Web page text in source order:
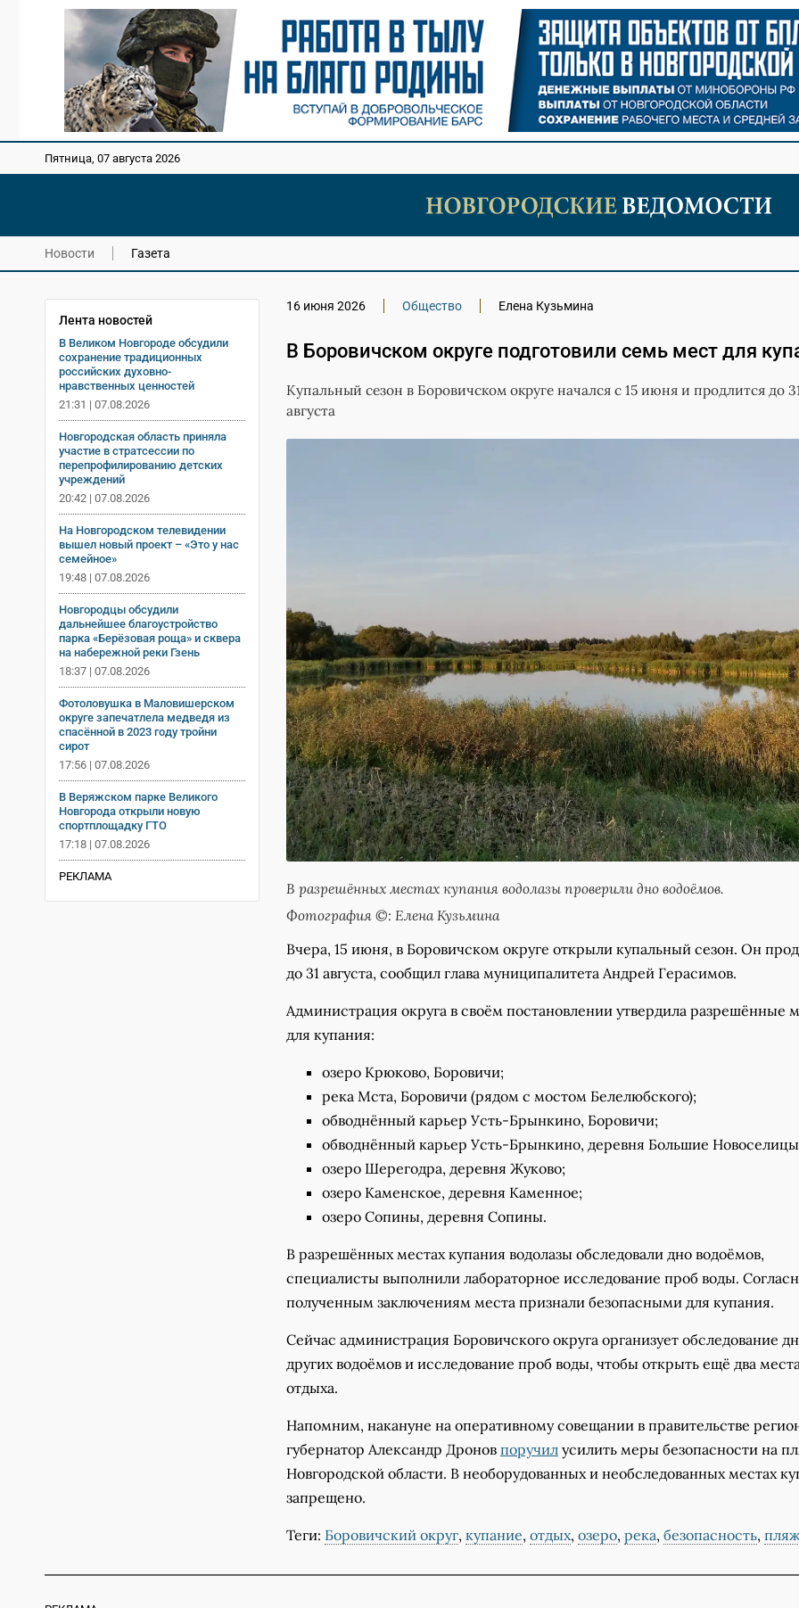
Пятница, 07 августа 2026
Новости Газета
Лента новостей
В Великом Новгороде обсудили
сохранение традиционных
российских духовно-
нравственных ценностей
21:31 | 07.08.2026
Новгородская область приняла
участие в стратсессии по
перепрофилированию детских
учреждений
20:42 | 07.08.2026
На Новгородском телевидении
вышел новый проект – «Это у нас
семейное»
19:48 | 07.08.2026
Новгородцы обсудили
дальнейшее благоустройство
парка «Берёзовая роща» и сквера
на набережной реки Гзень
18:37 | 07.08.2026
Фотоловушка в Маловишерском
округе запечатлела медведя из
спасённой в 2023 году тройни
сирот
17:56 | 07.08.2026
В Веряжском парке Великого
Новгорода открыли новую
спортплощадку ГТО
17:18 | 07.08.2026
РЕКЛАМА
16 июня 2026 Общество Елена Кузьмина
В Боровичском округе подготовили семь мест для
Купальный сезон в Боровичском округе начался с 15 июня и продлится до
августа
В разрешённых местах купания водолазы проверили дно водоёмов.
Фотография ©: Елена Кузьмина
Вчера, 15 июня, в Боровичском округе открыли купальный сезон. Он
до 31 августа, сообщил глава муниципалитета Андрей Герасимов.
Администрация округа в своём постановлении утвердила разрешённые
для купания:
озеро Крюково, Боровичи;
река Мста, Боровичи (рядом с мостом Белелюбского);
обводнённый карьер Усть-Брынкино, Боровичи;
обводнённый карьер Усть-Брынкино, деревня Большие
озеро Шерегодра, деревня Жуково;
озеро Каменское, деревня Каменное;
озеро Сопины, деревня Сопины.
В разрешённых местах купания водолазы обследовали дно водоёмов,
специалисты выполнили лабораторное исследование проб воды.
полученным заключениям места признали безопасными для купания.
Сейчас администрация Боровичского округа организует обследование
других водоёмов и исследование проб воды, чтобы открыть ещё два
отдыха.
Напомним, накануне на оперативному совещании в правительстве
губернатор Александр Дронов поручилусилить меры безопасности на
Новгородской области. В необорудованных и необследованных местах
запрещено.
Теги: Боровичский округ, купание, отдых, озеро, река, безопасность, пляж